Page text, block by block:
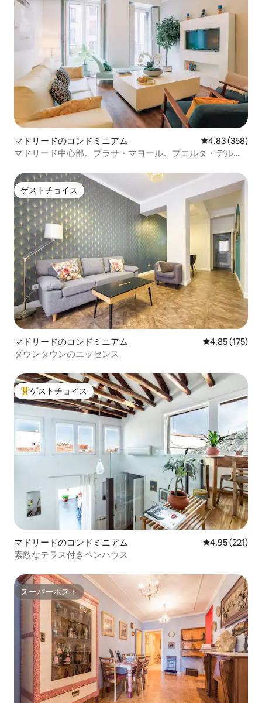
マドリードのコンドミニアム レビュー358
4.83 (358)
マドリード中心部。プラサ・マヨール。プエルタ・デル・
ゲストチョイス
ゲストチョイス
マドリードのコンドミニアム レビュー175
4.85 (175)
ダウンタウンのエッセンス
大好評のゲストチョイスです。
ゲストチョイス
マドリードのコンドミニアム レビュー221
4.95 (221)
素敵なテラス付きペンハウス
スーパーホスト
スーパーホスト